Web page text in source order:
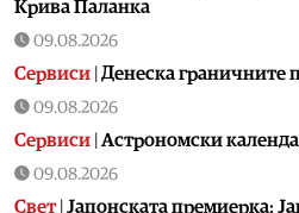
Крива Паланка
09.08.2026
Сервиси Денеска граничните
09.08.2026
Сервиси Астрономски
09.08.2026
Свет| Јапонската премиерка: